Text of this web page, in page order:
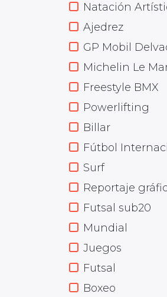
Natación
Ajedrez
GP Mobil
Michelin Le
Freestyle BMX
Powerlifting
Billar
Fútbol
Surf
Reportaje
Futsal sub20
Mundial
Juegos
Futsal
Boxeo